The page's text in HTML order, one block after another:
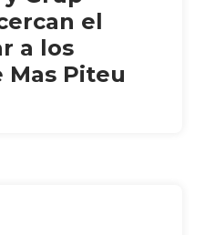
el
a los
Mas Piteu